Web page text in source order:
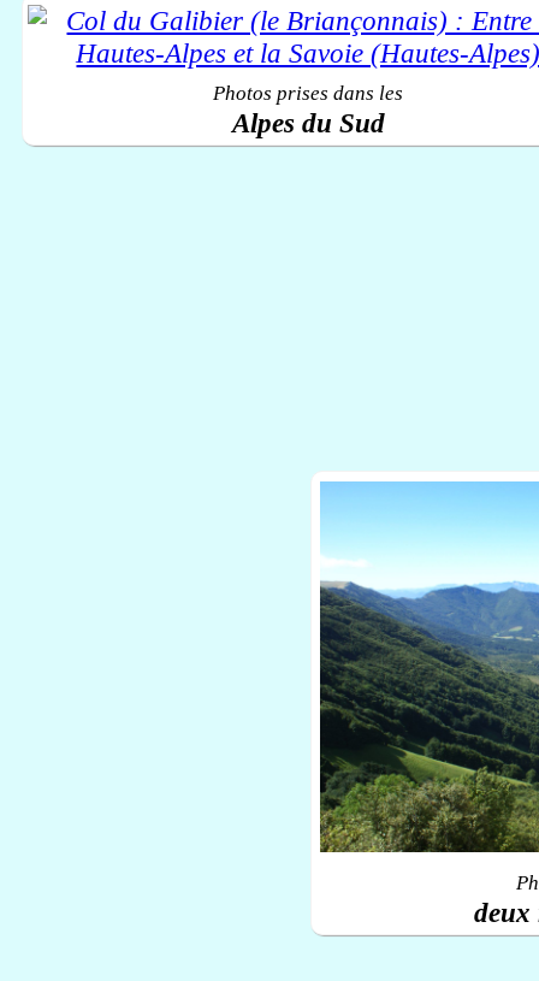
Photos prises dans les
Alpes du Sud
deux